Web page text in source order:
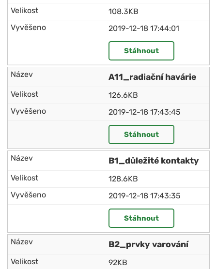
108.3KB
2019-12-18 17:44:01
Stáhnout
A11_radiační havárie
126.6KB
2019-12-18 17:43:45
Stáhnout
B1_důležité kontakty
128.6KB
2019-12-18 17:43:35
Stáhnout
B2_prvky varování
92KB